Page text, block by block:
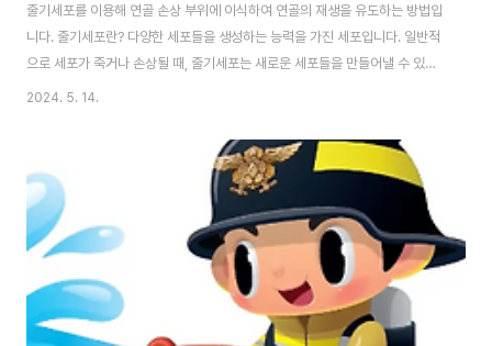
줄기세포를 이용해 연골 손상 부위에 이식하여 연골의 재생을 유도하는 방법입
니다. 줄기세포란? 다양한 세포들을 생성하는 능력을 가진 세포입니다. 일반적
으로 세포가 죽거나 손상될 때, 줄기세포는 새로운 세포들을 만들어낼 수 있습
니다. 이는 인체의 재생과 치유에 중요한 역할을 합니다. 줄기세포는 배아, 태
수 있는 능력을 가지고 있습니다. 그렇기 때문에 줄기세포는 의학 및 임상 연구
에서 큰 관심을 받고 있습니다. 주사치료 방법이란? 2023년 7월 11일 보건복
지부가 고시한 신의료기술로 중기 무릎 골관절염의 통증완화와 기능 개선을 위
하여 안전성과 유효성이 인정된 새로운 비 수술적 치료법으로 줄기세포가 포함
된 자가골수 흡인 농축물(BM..
2024. 5. 14.